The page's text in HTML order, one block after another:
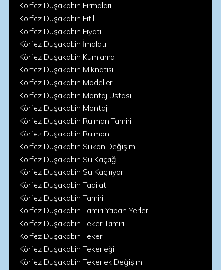
Körfez Duşakabin Firmaları
Körfez Duşakabin Fitili
Körfez Duşakabin Fiyatı
Körfez Duşakabin İmalatı
Körfez Duşakabin Kumlama
Körfez Duşakabin Mıknatısı
Körfez Duşakabin Modelleri
Körfez Duşakabin Montaj Ustası
Körfez Duşakabin Montajı
Körfez Duşakabin Rulman Tamiri
Körfez Duşakabin Rulmanı
Körfez Duşakabin Silikon Değişimi
Körfez Duşakabin Su Kaçağı
Körfez Duşakabin Su Kaçırıyor
Körfez Duşakabin Tadilatı
Körfez Duşakabin Tamiri
Körfez Duşakabin Tamiri Yapan Yerler
Körfez Duşakabin Teker Tamiri
Körfez Duşakabin Tekeri
Körfez Duşakabin Tekerleği
Körfez Duşakabin Tekerlek Değişimi